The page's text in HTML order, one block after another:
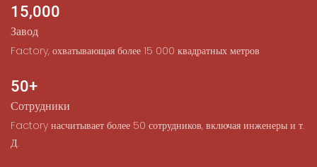
15,000
Завод
︎Factory, охватывающая более 15 000 квадратных метров
50+
Сотрудники
︎Factory насчитывает более 50 сотрудников, включая инженеры и т.
Д.